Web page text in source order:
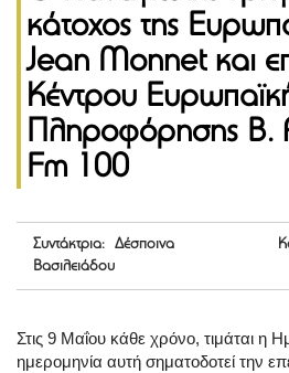
κάτοχος της
Jean Monnet και
Κέντρου
Πληροφόρησης Β.
Fm 100
Συντάκτρια: Δέσποινα
Βασιλειάδου
Στις 9 Μαΐου κάθε χρόνο, τιμάται
ημερομηνία αυτή σηματοδοτεί την